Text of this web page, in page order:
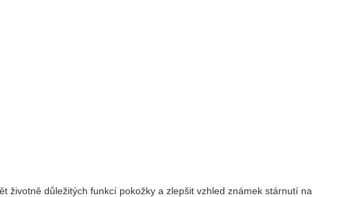
životně důležitých funkcí pokožky a zlepšit vzhled známek stárnutí na